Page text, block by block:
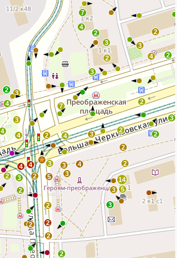
5
14
3
3
2
2
2
2
3
4
2
4
3
4
3
4
4
2
2
3
2
2
3
3
5
3
4 2
2
2
7
4
2
4
2
3
2
3
3
2
2
3
4 2
2
7